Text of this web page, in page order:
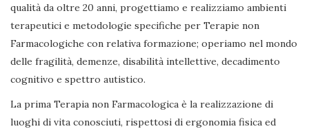
qualità da oltre 20 anni, progettiamo e realizziamo ambienti
terapeutici e metodologie specifiche per Terapie non
Farmacologiche con relativa formazione; operiamo nel mondo
delle fragilità, demenze, disabilità intellettive, decadimento
cognitivo e spettro autistico.
La prima Terapia non Farmacologica è la realizzazione di
luoghi di vita conosciuti, rispettosi di ergonomia fisica ed